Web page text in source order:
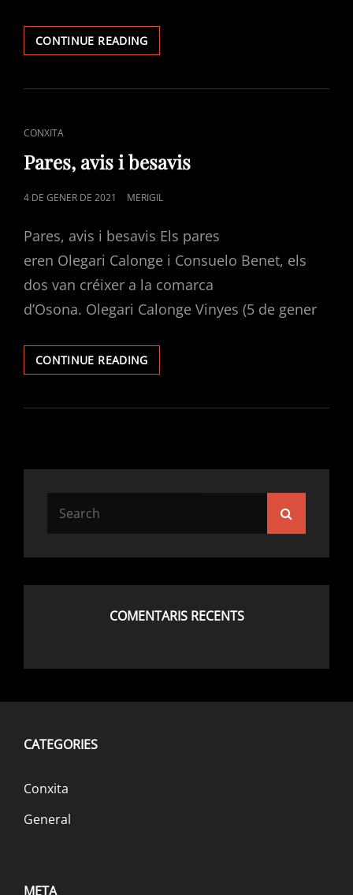
CONTINUE READING
CONXITA
Pares, avis i besavis
4 DE GENER DE 2021 MERIGIL
Pares, avis i besavis Els pares
eren Olegari Calonge i Consuelo Benet, els
dos van créixer a la comarca
d’Osona. Olegari Calonge Vinyes (5 de gener
CONTINUE READING
COMENTARIS RECENTS
CATEGORIES
Conxita
General
META